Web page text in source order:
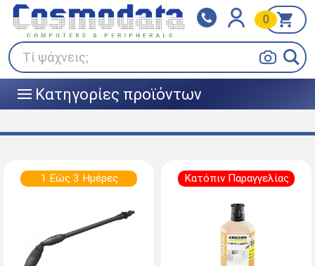
Τί ψάχνεις;
0
||| Κατηγορίες προϊόντων
Klarna
Πληρώστε σε 3
άτοκες δόσεις
BOX NOW
1 Εώς 3 Ημέρες Κατόπιν Παραγγελίας